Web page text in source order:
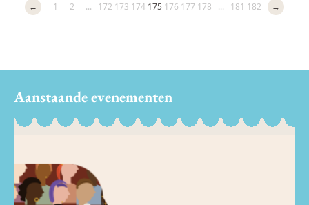
← 1 2 ... 172 173 174 175 176 177 178 ... 181 182 →
Aanstaande evenementen